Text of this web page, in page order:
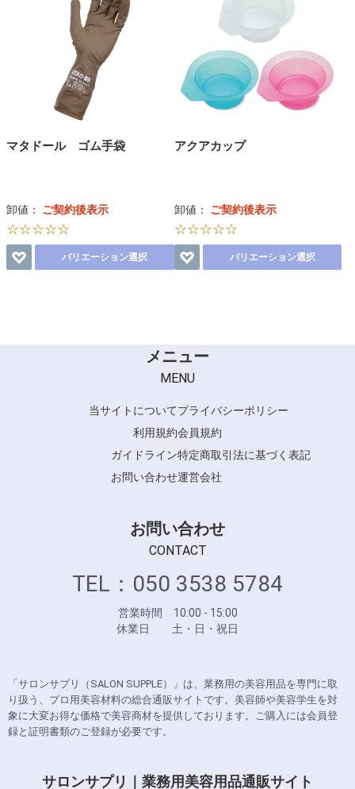
マタドール ゴム手袋
卸値： ご契約後表示
☆☆☆☆☆
バリエーション選択
アクアカップ
卸値： ご契約後表示
☆☆☆☆☆
バリエーション選択
メニュー
MENU
当サイトについてプライバシーポリシー
利用規約会員規約
ガイドライン特定商取引法に基づく表記
お問い合わせ運営会社
お問い合わせ
CONTACT
TEL：050 3538 5784
営業時間 10:00 - 15:00
休業日 土・日・祝日
「サロンサプリ（SALON SUPPLE）」は、業務用の美容用品を専門に取
り扱う、プロ用美容材料の総合通販サイトです。美容師や美容学生を対
象に大変お得な価格で美容商材を提供しております。ご購入には会員登
録と証明書類のご登録が必要です。
サロンサプリ｜業務用美容用品通販サイト